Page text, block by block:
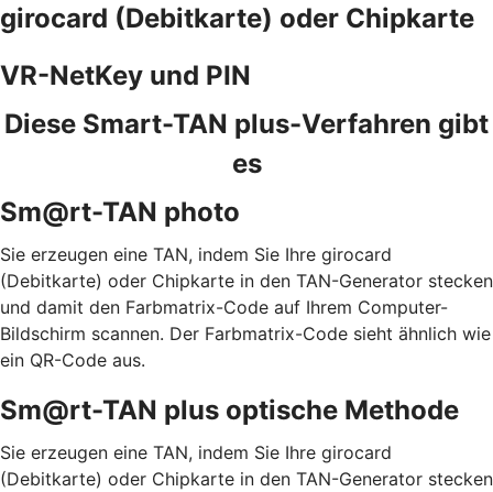
girocard (Debitkarte) oder Chipkarte
VR-NetKey und PIN
Diese Smart-TAN plus-Verfahren gibt
es
Sm@rt-TAN photo
Sie erzeugen eine TAN, indem Sie Ihre girocard
(Debitkarte) oder Chipkarte in den TAN-Generator stecken
und damit den Farbmatrix-Code auf Ihrem Computer-
Bildschirm scannen. Der Farbmatrix-Code sieht ähnlich wie
ein QR-Code aus.
Sm@rt-TAN plus optische Methode
Sie erzeugen eine TAN, indem Sie Ihre girocard
(Debitkarte) oder Chipkarte in den TAN-Generator stecken